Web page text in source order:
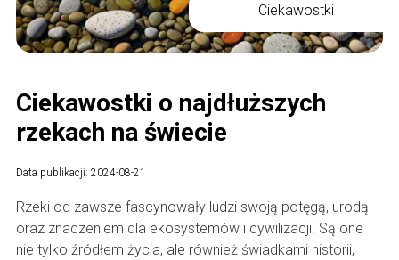
Ciekawostki
Ciekawostki o najdłuższych
rzekach na świecie
Data publikacji: 2024-08-21
Rzeki od zawsze fascynowały ludzi swoją potęgą, urodą
oraz znaczeniem dla ekosystemów i cywilizacji. Są one
nie tylko źródłem życia, ale również świadkami historii,